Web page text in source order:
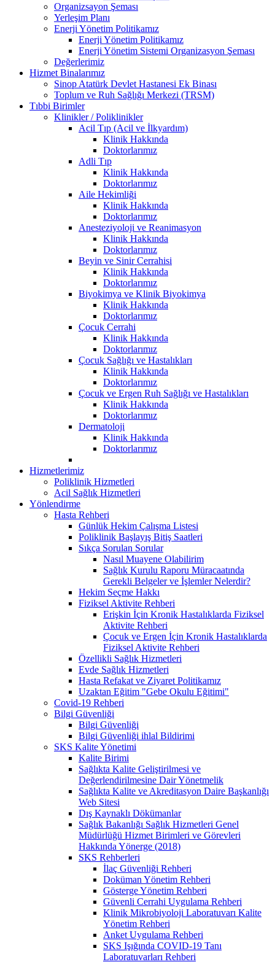
Organizsayon Şeması
Yerleşim Planı
Enerji Yönetim Politikamız
Enerji Yönetim Politikamız
Enerji Yönetim Sistemi Organizasyon Şeması
Değerlerimiz
Hizmet Binalarımız
Sinop Atatürk Devlet Hastanesi Ek Binası
Toplum ve Ruh Sağlığı Merkezi (TRSM)
Tıbbi Birimler
Klinikler / Poliklinikler
Acil Tıp (Acil ve İlkyardım)
Klinik Hakkında
Doktorlarımız
Adli Tıp
Klinik Hakkında
Doktorlarımız
Aile Hekimliği
Klinik Hakkında
Doktorlarımız
Anesteziyoloji ve Reanimasyon
Klinik Hakkında
Doktorlarımız
Beyin ve Sinir Cerrahisi
Klinik Hakkında
Doktorlarımız
Biyokimya ve Klinik Biyokimya
Klinik Hakkında
Doktorlarımız
Çocuk Cerrahi
Klinik Hakkında
Doktorlarımız
Çocuk Sağlığı ve Hastalıkları
Klinik Hakkında
Doktorlarımız
Çocuk ve Ergen Ruh Sağlığı ve Hastalıkları
Klinik Hakkında
Doktorlarımız
Dermatoloji
Klinik Hakkında
Doktorlarımız
Hizmetlerimiz
Poliklinik Hizmetleri
Acil Sağlık Hizmetleri
Yönlendirme
Hasta Rehberi
Günlük Hekim Çalışma Listesi
Poliklinik Başlayış Bitiş Saatleri
Sıkça Sorulan Sorular
Nasıl Muayene Olabilirim
Sağlık Kurulu Raporu Müracaatında
Gerekli Belgeler ve İşlemler Nelerdir?
Hekim Seçme Hakkı
Fiziksel Aktivite Rehberi
Erişkin İçin Kronik Hastalıklarda Fiziksel
Aktivite Rehberi
Çocuk ve Ergen İçin Kronik Hastalıklarda
Fiziksel Aktivite Rehberi
Özellikli Sağlık Hizmetleri
Evde Sağlık Hizmetleri
Hasta Refakat ve Ziyaret Politikamız
Uzaktan Eğitim "Gebe Okulu Eğitimi"
Covid-19 Rehberi
Bilgi Güvenliği
Bilgi Güvenliği
Bilgi Güvenliği ihlal Bildirimi
SKS Kalite Yönetimi
Kalite Birimi
Sağlıkta Kalite Geliştirilmesi ve
Değerlendirilmesine Dair Yönetmelik
Sağlıkta Kalite ve Akreditasyon Daire Başkanlığı
Web Sitesi
Dış Kaynaklı Dökümanlar
Sağlık Bakanlığı Sağlık Hizmetleri Genel
Müdürlüğü Hizmet Birimleri ve Görevleri
Hakkında Yönerge (2018)
SKS Rehberleri
İlaç Güvenliği Rehberi
Doküman Yönetim Rehberi
Gösterge Yönetim Rehberi
Güvenli Cerrahi Uygulama Rehberi
Klinik Mikrobiyoloji Laboratuvarı Kalite
Yönetim Rehberi
Anket Uygulama Rehberi
SKS Işığında COVID-19 Tanı
Laboratuvarları Rehberi